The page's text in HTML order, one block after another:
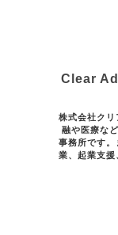
Clear
株式会社クリ
融や医療な
事務所です。
業、起業支援